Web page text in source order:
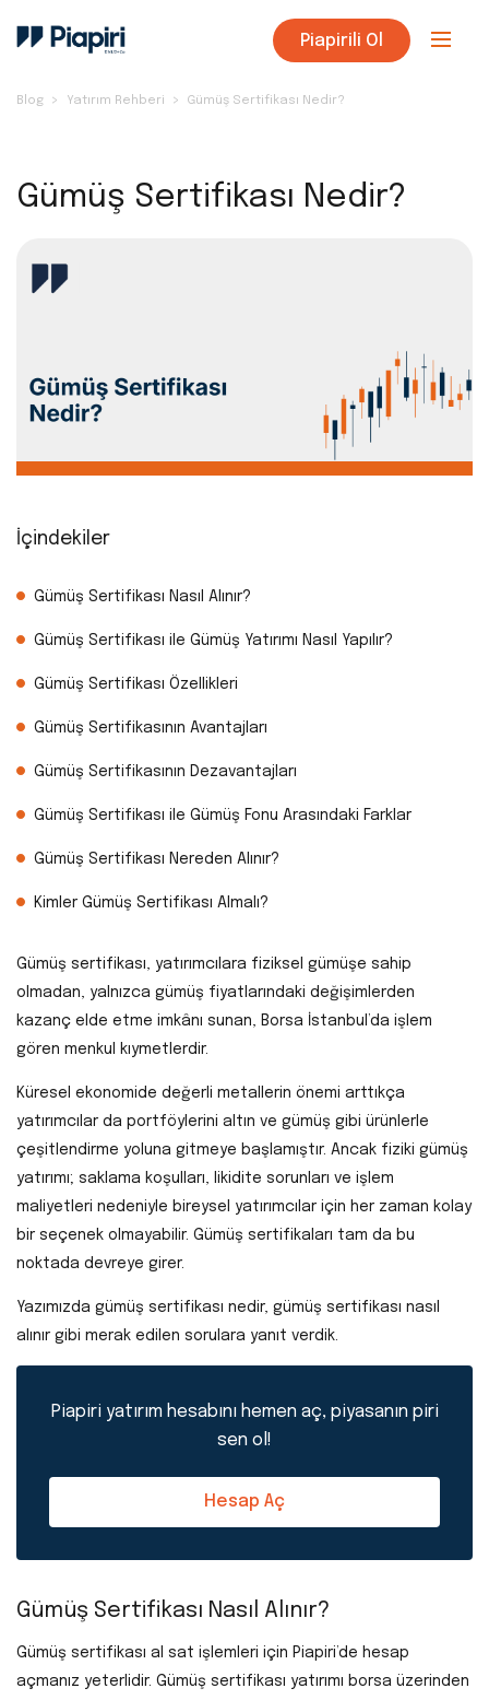
Piapirili Ol
Blog Yatırım Rehberi Gümüş Sertifikası Nedir?
Gümüş Sertifikası Nedir?
İçindekiler
Gümüş Sertifikası Nasıl Alınır?
Gümüş Sertifikası ile Gümüş Yatırımı Nasıl Yapılır?
Gümüş Sertifikası Özellikleri
Gümüş Sertifikasının Avantajları
Gümüş Sertifikasının Dezavantajları
Gümüş Sertifikası ile Gümüş Fonu Arasındaki Farklar
Gümüş Sertifikası Nereden Alınır?
Kimler Gümüş Sertifikası Almalı?
Gümüş sertifikası, yatırımcılara fiziksel gümüşe sahip
olmadan, yalnızca gümüş fiyatlarındaki değişimlerden
kazanç elde etme imkânı sunan, Borsa İstanbul’da işlem
gören menkul kıymetlerdir.
Küresel ekonomide değerli metallerin önemi arttıkça
yatırımcılar da portföylerini altın ve gümüş gibi ürünlerle
çeşitlendirme yoluna gitmeye başlamıştır. Ancak fiziki gümüş
yatırımı; saklama koşulları, likidite sorunları ve işlem
maliyetleri nedeniyle bireysel yatırımcılar için her zaman kolay
bir seçenek olmayabilir. Gümüş sertifikaları tam da bu
noktada devreye girer.
Yazımızda gümüş sertifikası nedir, gümüş sertifikası nasıl
alınır gibi merak edilen sorulara yanıt verdik.
Piapiri yatırım hesabını hemen aç, piyasanın piri
sen ol!
Hesap Aç
Gümüş Sertifikası Nasıl Alınır?
Gümüş sertifikası al sat işlemleri için Piapiri’de hesap
açmanız yeterlidir. Gümüş sertifikası yatırımı borsa üzerinden